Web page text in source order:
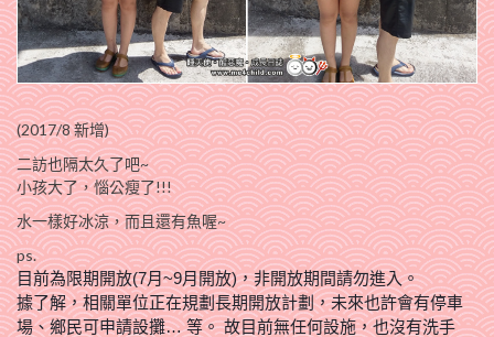
(2017/8 新增)
二訪也隔太久了吧~
小孩大了，惱公瘦了!!!
水一樣好冰涼，而且還有魚喔~
ps.
目前為限期開放(7月~9月開放)，非開放期間請勿進入。
據了解，相關單位正在規劃長期開放計劃，未來也許會有停車
場、鄉民可申請設攤… 等。 故目前無任何設施，也沒有洗手